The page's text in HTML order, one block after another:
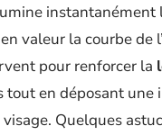
instantanément
valeur la courbe de
pour renforcer la
tout en déposant une
Quelques